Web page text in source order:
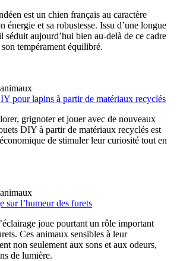
est un chien français au caractère
énergie et sa robustesse. Issu d’une longue
aujourd’hui bien au-delà de ce cadre
tempérament équilibré.
pour lapins à partir de matériaux recyclés
grignoter et jouer avec de nouveaux
DIY à partir de matériaux recyclés est
de stimuler leur curiosité tout en
sur l’humeur des furets
joue pourtant un rôle important
Ces animaux sensibles à leur
non seulement aux sons et aux odeurs,
de lumière.